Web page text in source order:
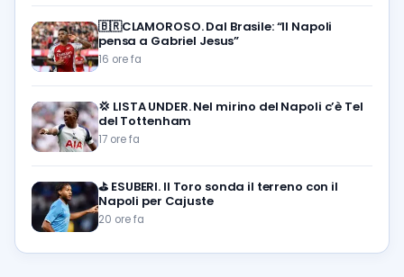
🇧🇷CLAMOROSO. Dal Brasile: “Il Napoli
pensa a Gabriel Jesus”
16 ore fa
💢 LISTA UNDER. Nel mirino del Napoli c’è Tel
del Tottenham
17 ore fa
⛳ ESUBERI. Il Toro sonda il terreno con il
Napoli per Cajuste
20 ore fa